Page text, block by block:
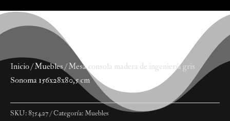
Inicio/Muebles / Mesa consola madera de ingeniería gris
Sonoma 156x28x80,5 cm
SKU: 835427 Categoría:Muebles